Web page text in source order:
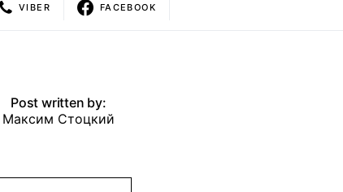
VIBER FACEBOOK
Post written by:
Максим Стоцкий